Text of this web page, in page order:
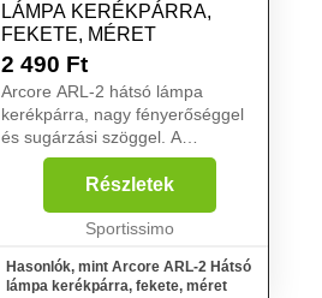
LÁMPA KERÉKPÁRRA,
FEKETE, MÉRET
2 490 Ft
Arcore ARL-2 hátsó lámpa
kerékpárra, nagy fényerőséggel
és sugárzási szöggel. A
nyílásokkal ellátott pánt
segítségével a felszereléssel
mindenki megbirkózik. Lámpa
használatával növeled
Részletek
Sportissimo
Hasonlók, mint Arcore ARL-2 Hátsó
lámpa kerékpárra, fekete, méret